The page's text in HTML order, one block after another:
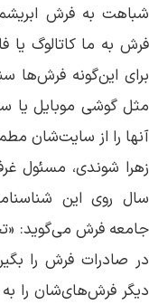
شباهت به فرش ابریشم
فرش به ما کاتالوگ یا
برای این‌گونه فرش‌ها
مثل گوشی موبایل یا
آنها را از سایت‌شان
زهرا شوندی، مسئول
سال روی این
جامعه فرش می‌گوید:
در صادرات فرش را
دیگر فرش‌های‌شان را به